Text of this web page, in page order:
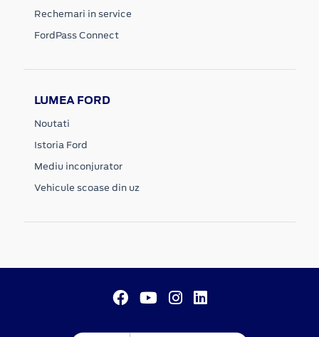
Rechemari in service
FordPass Connect
LUMEA FORD
Noutati
Istoria Ford
Mediu inconjurator
Vehicule scoase din uz